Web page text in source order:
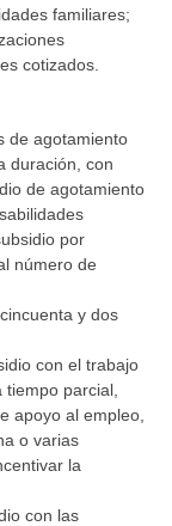
familiares;
cotizados.
de agotamiento
duración, con
de agotamiento
por
número de
y dos
con el trabajo
parcial,
apoyo al empleo,
o varias
la
con las